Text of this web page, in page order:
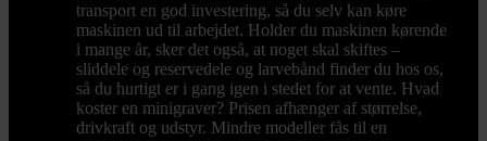
transport en god investering, så du selv kan køre
maskinen ud til arbejdet. Holder du maskinen kørende
i mange år, sker det også, at noget skal skiftes –
sliddele og reservedele og larvebånd finder du hos os,
så du hurtigt er i gang igen i stedet for at vente. Hvad
koster en minigraver? Prisen afhænger af størrelse,
drivkraft og udstyr. Mindre modeller fås til en